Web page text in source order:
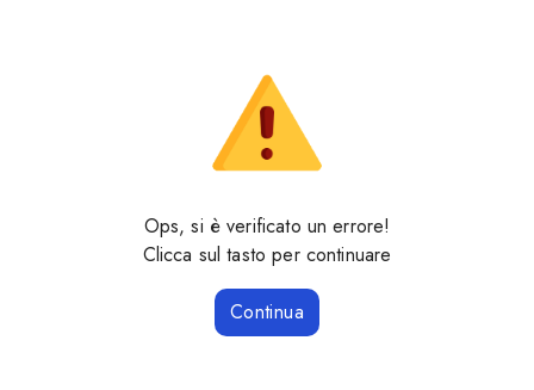
Ops, si è verificato un errore!
Clicca sul tasto per continuare
Continua